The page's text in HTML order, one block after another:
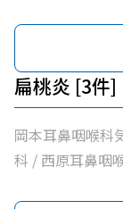
めおか内科 / 社
扁桃炎 [3件]
岡本耳鼻咽喉科
科 / 西原耳鼻咽